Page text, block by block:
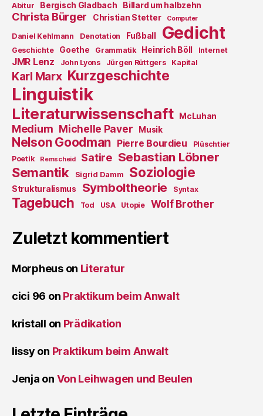
Abitur Bergisch Gladbach Billard um halbzehn
Christa Bürger Christian Stetter Computer
Daniel Kehlmann Denotation Fußball Gedicht
Geschichte Goethe Grammatik Heinrich Böll Internet
JMR Lenz John Lyons Jürgen Rüttgers Kapital
Karl Marx Kurzgeschichte
Linguistik
Literaturwissenschaft McLuhan
Medium Michelle Paver Musik
Nelson Goodman Pierre Bourdieu
Plüschtier
Poetik
Remscheid Satire Sebastian Löbner
Semantik Sigrid Damm Soziologie
Strukturalismus Symboltheorie Syntax
Tagebuch Tod USA Utopie Wolf Brother
Zuletzt kommentiert
Morpheuson Literatur
cici 96 on Praktikum beim Anwalt
kristall on Prädikation
lissy on Praktikum beim Anwalt
Jenja on Von Leihwagen und Beulen